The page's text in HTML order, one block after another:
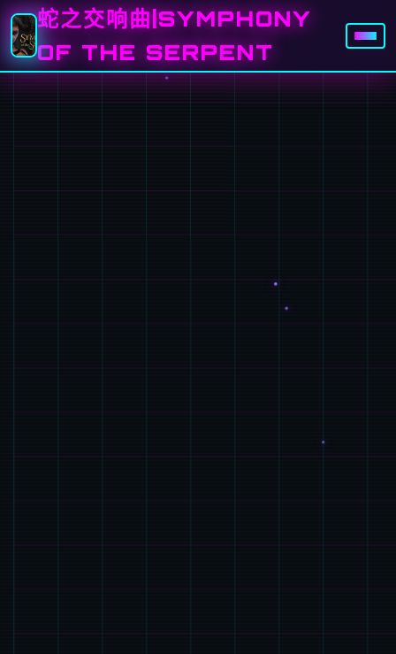
蛇之交响曲|SYMPHONY
OF THE SERPENT